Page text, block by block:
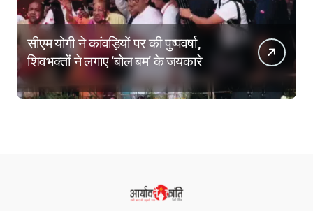
सीएम योगी ने कांवड़ियों पर की पुष्पवर्षा,
शिवभक्तों ने लगाए ‘बोल बम’ के जयकारे